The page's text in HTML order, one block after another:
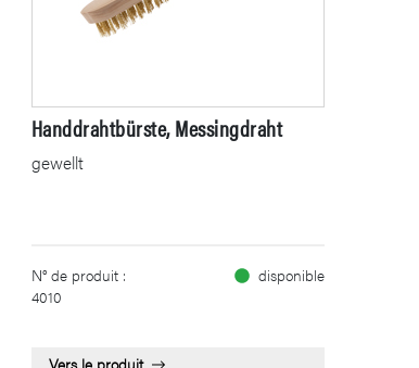
Handdrahtbürste, Messingdraht
gewellt
N° de produit :
4010
disponible
Vers le produit